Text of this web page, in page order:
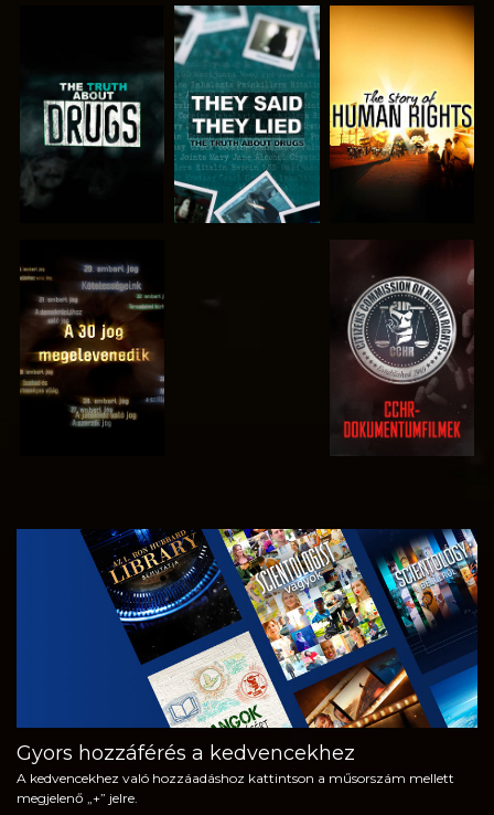
MŰSORNÉZÉS MŰSORNÉZÉS
MŰSORNÉZÉS MŰSORNÉZÉS
MŰSORNÉZÉS
A SOROZAT
RÉSZEI
Gyors hozzáférés a kedvencekhez
A kedvencekhez való hozzáadáshoz kattintson a műsorszám mellett
megjelenő „+” jelre.